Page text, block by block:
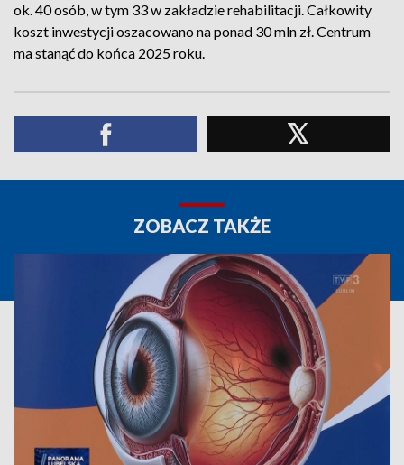
ok. 40 osób, w tym 33 w zakładzie rehabilitacji. Całkowity
koszt inwestycji oszacowano na ponad 30 mln zł. Centrum
ma stanąć do końca 2025 roku.
ZOBACZ TAKŻE